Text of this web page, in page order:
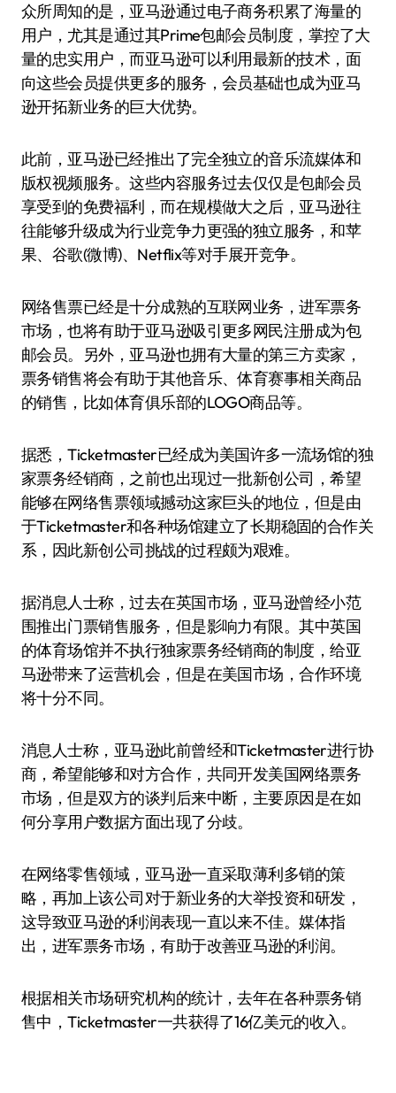
众所周知的是，亚马逊通过电子商务积累了海量的
用户，尤其是通过其Prime包邮会员制度，掌控了大
量的忠实用户，而亚马逊可以利用最新的技术，面
向这些会员提供更多的服务，会员基础也成为亚马
逊开拓新业务的巨大优势。
此前，亚马逊已经推出了完全独立的音乐流媒体和
版权视频服务。这些内容服务过去仅仅是包邮会员
享受到的免费福利，而在规模做大之后，亚马逊往
往能够升级成为行业竞争力更强的独立服务，和苹
果、谷歌(微博)、Netflix等对手展开竞争。
网络售票已经是十分成熟的互联网业务，进军票务
市场，也将有助于亚马逊吸引更多网民注册成为包
邮会员。另外，亚马逊也拥有大量的第三方卖家，
票务销售将会有助于其他音乐、体育赛事相关商品
的销售，比如体育俱乐部的LOGO商品等。
据悉，Ticketmaster已经成为美国许多一流场馆的独
家票务经销商，之前也出现过一批新创公司，希望
能够在网络售票领域撼动这家巨头的地位，但是由
于Ticketmaster和各种场馆建立了长期稳固的合作关
系，因此新创公司挑战的过程颇为艰难。
据消息人士称，过去在英国市场，亚马逊曾经小范
围推出门票销售服务，但是影响力有限。其中英国
的体育场馆并不执行独家票务经销商的制度，给亚
马逊带来了运营机会，但是在美国市场，合作环境
将十分不同。
消息人士称，亚马逊此前曾经和Ticketmaster进行协
商，希望能够和对方合作，共同开发美国网络票务
市场，但是双方的谈判后来中断，主要原因是在如
何分享用户数据方面出现了分歧。
在网络零售领域，亚马逊一直采取薄利多销的策
略，再加上该公司对于新业务的大举投资和研发，
这导致亚马逊的利润表现一直以来不佳。媒体指
出，进军票务市场，有助于改善亚马逊的利润。
根据相关市场研究机构的统计，去年在各种票务销
售中，Ticketmaster一共获得了16亿美元的收入。